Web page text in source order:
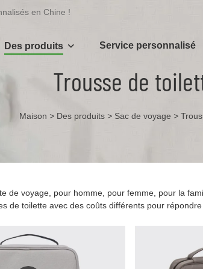
en Chine !
Des produits Service personnalisé
Trousse de
Maison > Des produits > Sac de voyage >
de voyage, pour homme, pour femme, pour la
de toilette avec des coûts différents pour